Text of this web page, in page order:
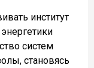
институт
систем
становясь